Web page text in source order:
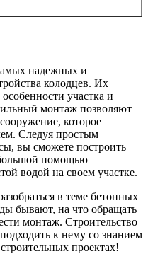
надежных и
колодцев. Их
участка и
монтаж позволяют
которое
Следуя простым
вы сможете построить
помощью
водой на своем участке.
в теме бетонных
бывают, на что обращать
монтаж. Строительство
к нему со знанием
проектах!